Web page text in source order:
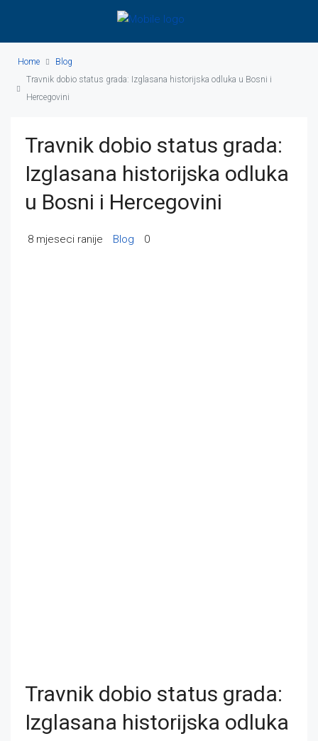
Home
Blog
Travnik dobio status grada: Izglasana historijska odluka u Bosni i
Hercegovini
Travnik dobio status grada:
Izglasana historijska odluka
u Bosni i Hercegovini
8 mjeseci ranije Blog 0
Travnik dobio status grada:
Izglasana historijska odluka